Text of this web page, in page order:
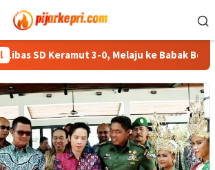
SD Keramut 3-0, Melaju ke Babak